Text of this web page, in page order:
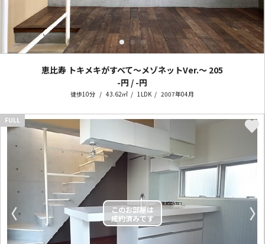
恵比寿 トキメキがすべて～メゾネットVer.～ 205
-円 / -円
徒歩10分 43.62㎡ 1LDK 2007年04月
〈 〉
FULL